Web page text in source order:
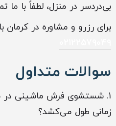
بی‌دردسر در منزل، لطفاً با ما
برای رزرو و مشاوره در کرمان
سوالات متداول
1. شستشوی فرش ماشینی در
زمانی طول می‌کشد؟